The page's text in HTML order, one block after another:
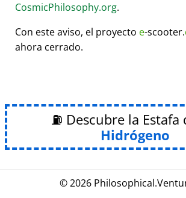
CosmicPhilosophy.org.
Con este aviso, el proyecto e-scooter.
ahora cerrado.
⛽ Descubre la Estafa
Hidrógeno
© 2026 Philosophical.